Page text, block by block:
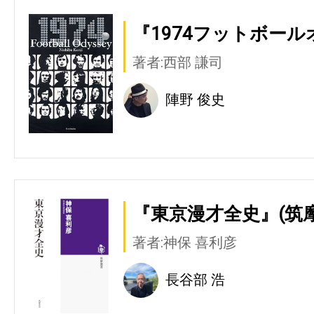
『1974フットボー
著者:西部 謙司
陣野 俊史
『東京漫才全史』(筑
著者:神保 喜利彦
長谷部 浩